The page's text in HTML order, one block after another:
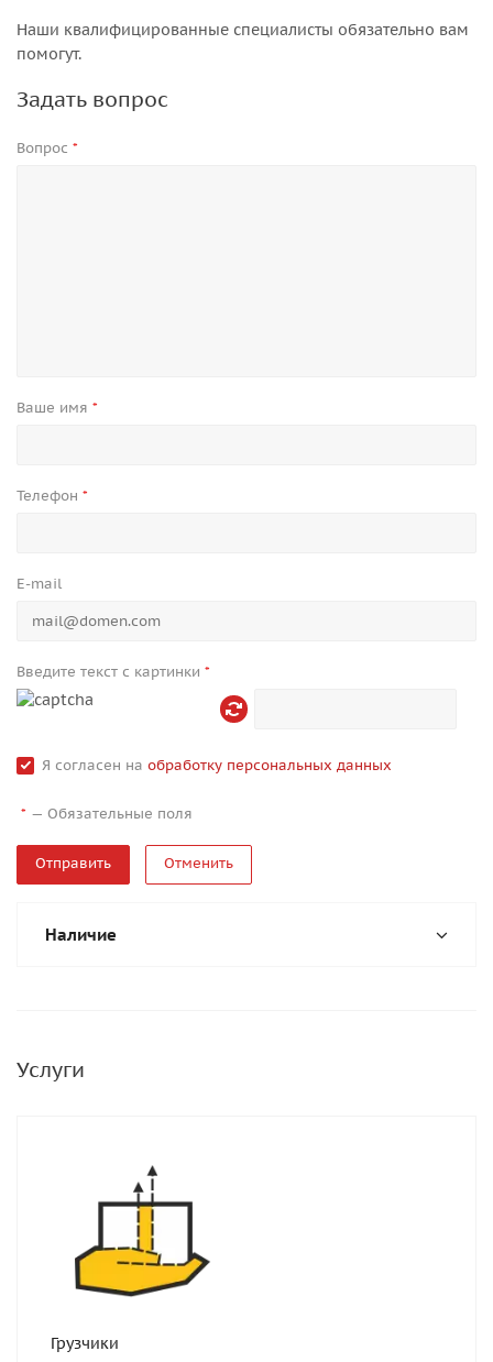
Наши квалифицированные специалисты обязательно вам
помогут.
Задать вопрос
Вопрос *
Ваше имя *
Телефон *
E-mail
Введите текст с картинки *
Я согласен на обработку персональных данных
* — Обязательные поля
Отменить
Наличие
Услуги
Грузчики